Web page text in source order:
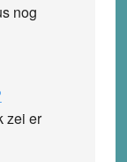
nog
zei er